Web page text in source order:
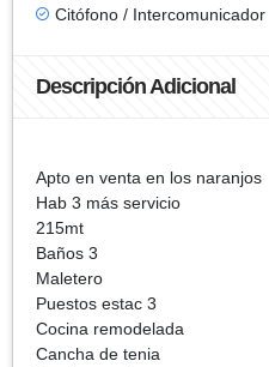
Citófono / Intercomunicador
Descripción Adicional
Apto en venta en los naranjos
Hab 3 más servicio
215mt
Baños 3
Maletero
Puestos estac 3
Cocina remodelada
Cancha de tenia